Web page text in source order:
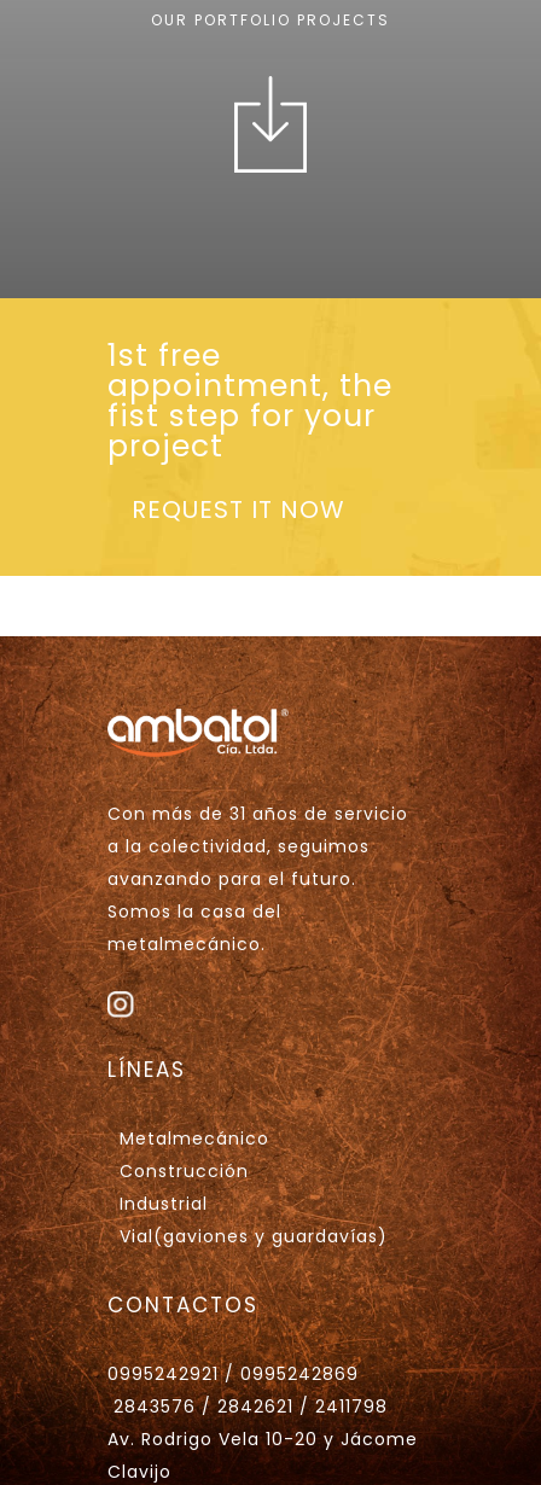
OUR PORTFOLIO PROJECTS
1st free
appointment, the
fist step for your
project
REQUEST IT NOW
Con más de 31 años de servicio
a la colectividad, seguimos
avanzando para el futuro.
Somos la casa del
metalmecánico.
LÍNEAS
Metalmecánico
Construcción
Industrial
Vial(gaviones y guardavías)
CONTACTOS
0995242921 / 0995242869
2843576 / 2842621 / 2411798
Av. Rodrigo Vela 10-20 y Jácome
Clavijo